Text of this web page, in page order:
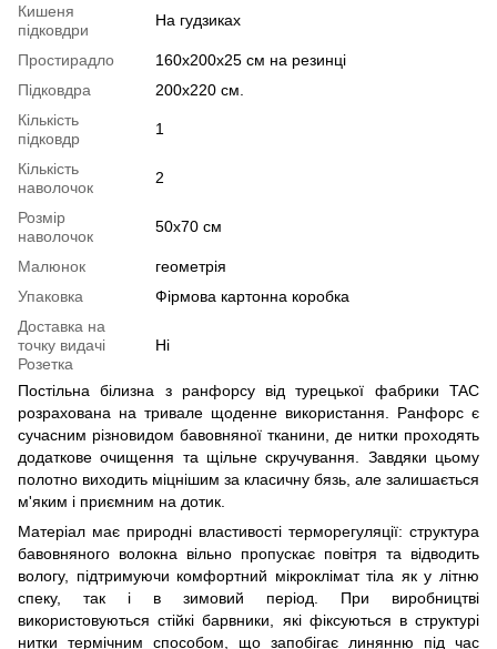
Кишеня
підковдри
На гудзиках
Простирадло
160х200х25 см на резинці
Підковдра
200х220 см.
Кількість
підковдр
1
Кількість
наволочок
2
Розмір
наволочок
50х70 см
Малюнок
геометрія
Упаковка
Фірмова картонна коробка
Доставка на
точку видачі
Розетка
Ні
Постільна білизна з ранфорсу від турецької фабрики TAC
розрахована на тривале щоденне використання. Ранфорс є
сучасним різновидом бавовняної тканини, де нитки проходять
додаткове очищення та щільне скручування. Завдяки цьому
полотно виходить міцнішим за класичну бязь, але залишається
м'яким і приємним на дотик.
Матеріал має природні властивості терморегуляції: структура
бавовняного волокна вільно пропускає повітря та відводить
вологу, підтримуючи комфортний мікроклімат тіла як у літню
спеку, так і в зимовий період. При виробництві
використовуються стійкі барвники, які фіксуються в структурі
нитки термічним способом, що запобігає линянню під час